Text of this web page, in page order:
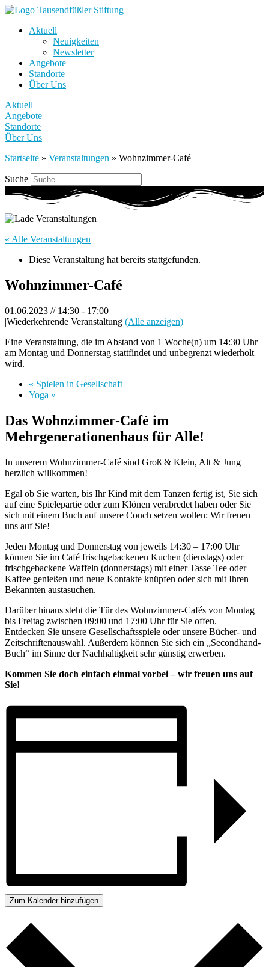
Aktuell
Neuigkeiten
Newsletter
Angebote
Standorte
Über Uns
Aktuell
Angebote
Standorte
Über Uns
Startseite » Veranstaltungen » Wohnzimmer-Café
Suche
« Alle Veranstaltungen
Diese Veranstaltung hat bereits stattgefunden.
Wohnzimmer-Café
01.06.2023 // 14:30 - 17:00
|Wiederkehrende Veranstaltung (Alle anzeigen)
Eine Veranstaltung, die im Abstand von 1 Woche(n) um 14:30 Uhr
am Montag und Donnerstag stattfindet und unbegrenzt wiederholt
wird.
« Spielen in Gesellschaft
Yoga »
Das Wohnzimmer-Café im
Mehrgenerationenhaus für Alle!
In unserem Wohnzimmer-Café sind Groß & Klein, Alt & Jung
herzlich willkommen!
Egal ob Sie warten, bis Ihr Kind mit dem Tanzen fertig ist, Sie sich
auf eine Spielepartie oder zum Klönen verabredet haben oder Sie
sich mit einem Buch auf unsere Couch setzen wollen: Wir freuen
uns auf Sie!
Jeden Montag und Donnerstag von jeweils 14:30 – 17:00 Uhr
können Sie im Café frischgebackenen Kuchen (dienstags) oder
frischgebackene Waffeln (donnerstags) mit einer Tasse Tee oder
Kaffee genießen und neue Kontakte knüpfen oder sich mit Ihren
Bekannten austasuchen.
Darüber hinaus steht die Tür des Wohnzimmer-Cafés von Montag
bis Freitag zwischen 09:00 und 17:00 Uhr für Sie offen.
Entdecken Sie unsere Gesellschaftsspiele oder unsere Bücher- und
Zeitschriftenauswahl. Außerdem können Sie sich ein „Secondhand-
Buch“ im Sinne der Nachhaltigkeit sehr günstig erwerben.
Kommen Sie doch einfach einmal vorbei – wir freuen uns auf
Sie!
Zum Kalender hinzufügen